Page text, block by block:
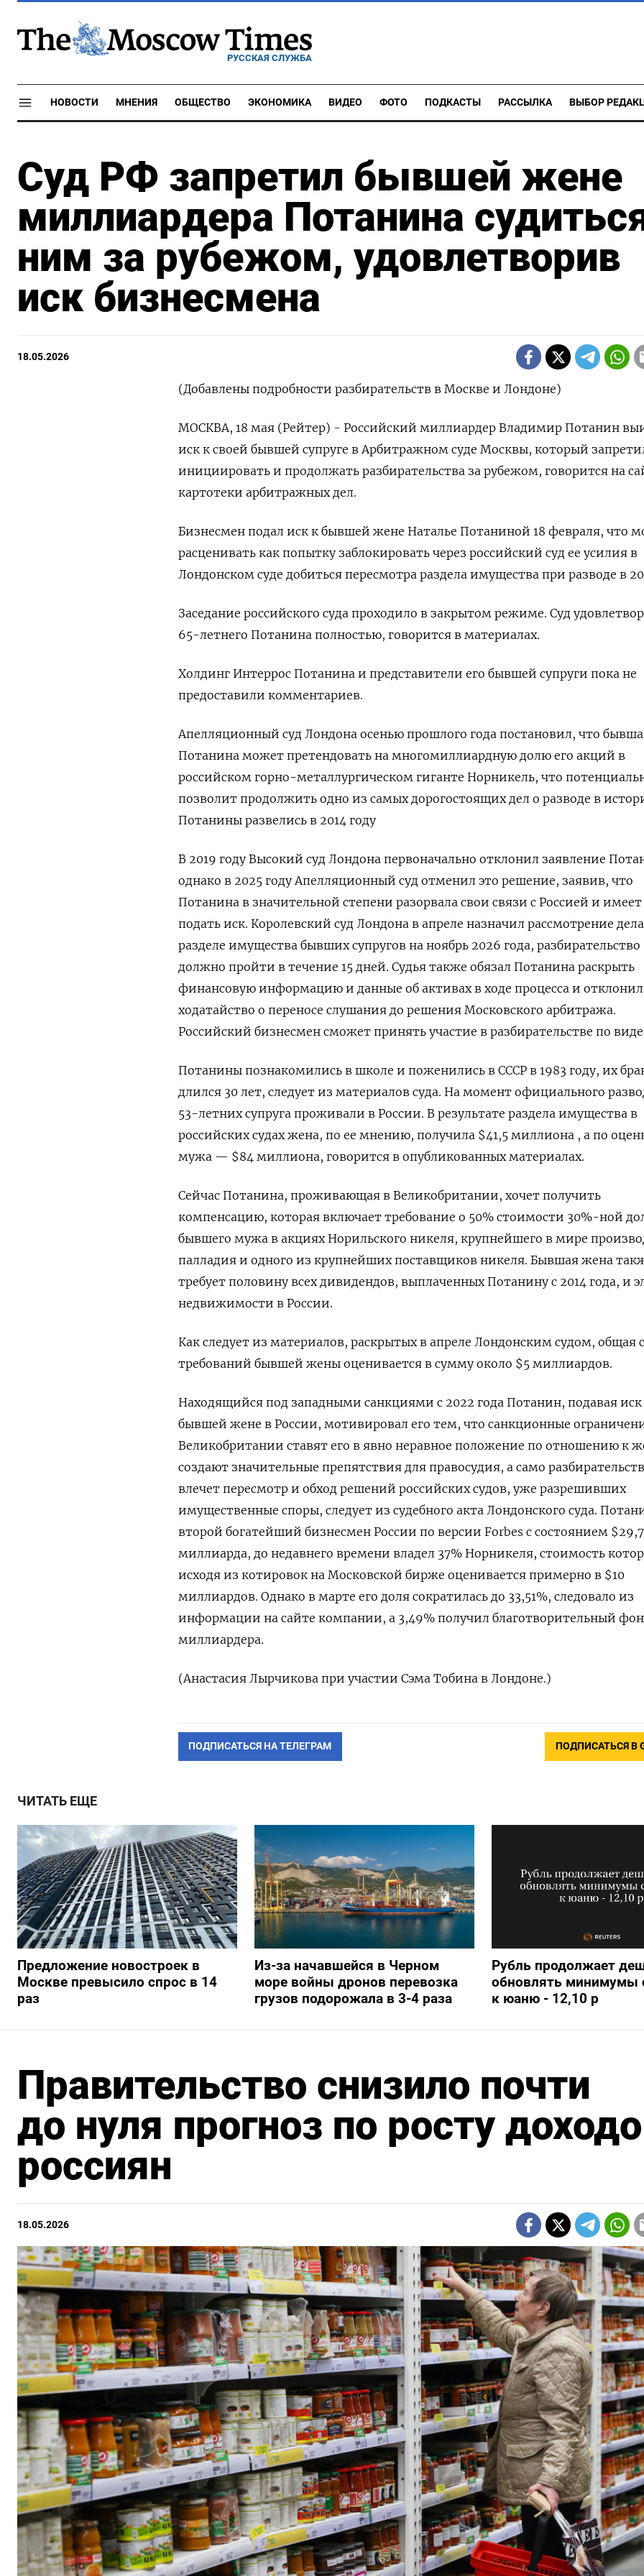
РУССКАЯ СЛУЖБА
НОВОСТИ МНЕНИЯ ОБЩЕСТВО ЭКОНОМИКА ВИДЕО ФОТО ПОДКАСТЫ РАССЫЛКА ВЫБОР
Суд РФ запретил бывшей жене
миллиардера Потанина
ним за рубежом, удовлетворив
иск бизнесмена
18.05.2026
(Добавлены подробности разбирательств в Москве и Лондоне)
МОСКВА, 18 мая (Рейтер) - Российский миллиардер Владимир Потанин
иск к своей бывшей супруге в Арбитражном суде Москвы, который
инициировать и продолжать разбирательства за рубежом, говорится на
картотеки арбитражных дел.
Бизнесмен подал иск к бывшей жене Наталье ‌Потаниной 18 февраля, что
расценивать как попытку заблокировать через российский суд ее усилия в
Лондонском суде добиться пересмотра раздела имущества при разводе в
Заседание российского суда проходило в закрытом режиме. Суд
65-летнего Потанина полностью, говорится в материалах.
Холдинг Интеррос Потанина и ​представители его бывшей супруги пока не
предоставили ​комментариев.
Апелляционный суд Лондона осенью прошлого года ​постановил, что
⁠Потанина может претендовать на многомиллиардную долю его акций в
российском горно-металлургическом гиганте Норникель, что
‌позволит продолжить одно из самых дорогостоящих дел о разводе в
Потанины развелись в 2014 году
В 2019 году Высокий суд Лондона первоначально отклонил заявление
однако в 2025 году Апелляционный суд отменил ​это решение, заявив, что
Потанина в значительной степени разорвала свои связи с Россией и имеет
подать иск. Королевский ‌суд Лондона в апреле назначил рассмотрение
разделе имущества бывших супругов на ноябрь 2026 года, разбирательство
должно пройти ​в течение 15 дней. Судья также обязал Потанина раскрыть
финансовую информацию и данные об активах в ходе процесса и отклонил
ходатайство о переносе слушания до решения Московского арбитража.
Российский бизнесмен сможет принять участие в разбирательстве по
Потанины познакомились в школе и поженились в СССР в 1983 году, их
длился 30 лет, ​следует из материалов суда. На момент официального
53-летних супруга ‌проживали в России. В результате раздела имущества в
российских судах жена, по ее мнению, получила $41,5 миллиона , а по
мужа — $84 миллиона, говорится в опубликованных материалах.
Сейчас Потанина, проживающая в Великобритании, хочет получить
компенсацию, которая включает требование о 50% стоимости 30%-ной
бывшего мужа в акциях Норильского никеля, крупнейшего в мире
палладия и одного из крупнейших поставщиков никеля. Бывшая жена
требует половину всех дивидендов, выплаченных Потанину с 2014 года, и
недвижимости в России.
Как следует из материалов, раскрытых в апреле Лондонским судом, общая
требований бывшей жены оценивается в сумму около $5 миллиардов.
Находящийся под западными санкциями с 2022 года Потанин, подавая иск
бывшей жене в ​России, мотивировал его тем, что санкционные
Великобритании ставят его в явно неравное положение по отношению к
создают значительные препятствия для правосудия, а само
влечет пересмотр и обход решений российских судов, ‌уже разрешивших
имущественные споры, следует из судебного акта Лондонского суда.
второй богатейший бизнесмен России по версии Forbes ‌c состоянием $29,7
миллиарда, до недавнего времени владел 37% Норникеля, стоимость
исходя из котировок на Московской бирже оценивается примерно в $10
миллиардов. Однако ​в марте его доля сократилась до 33,51%, следовало из
информации на сайте компании, а 3,49% ‌получил благотворительный
миллиардера.
(Анастасия Лырчикова при участии Сэма Тобина в Лондоне.)
ПОДПИСАТЬСЯ НА ТЕЛЕГРАМ ПОДПИСАТЬСЯ В
ЧИТАТЬ ЕЩЕ
Предложение новостроек в
Москве превысило спрос в 14
раз
Из-за начавшейся в Черном
море войны дронов перевозка
грузов подорожала в 3-4 раза
Рубль продолжает
обновлять минимумы
к юаню - 12,10 р
Правительство снизило почти
до нуля прогноз по росту
россиян
18.05.2026